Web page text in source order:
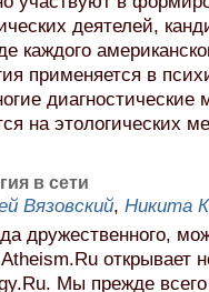
деятелей,
каждого
применяется в
на этологических
в сети
Вязовский, Никита
дружественного,
открывает
Мы прежде